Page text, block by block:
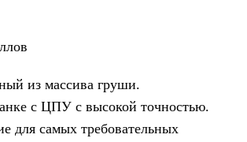
из массива груши.
с ЦПУ с высокой точностью.
для самых требовательных